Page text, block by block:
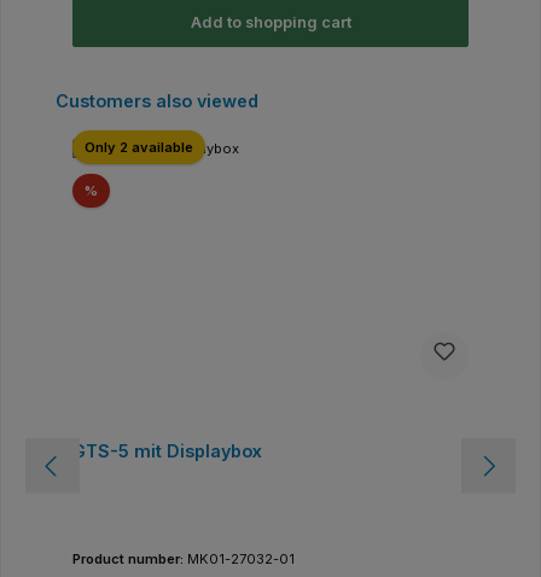
Add to shopping cart
Skip product gallery
Customers also viewed
Only 2 available
%Discount
GTS-5 mit Displaybox
Product number: MK01-27032-01